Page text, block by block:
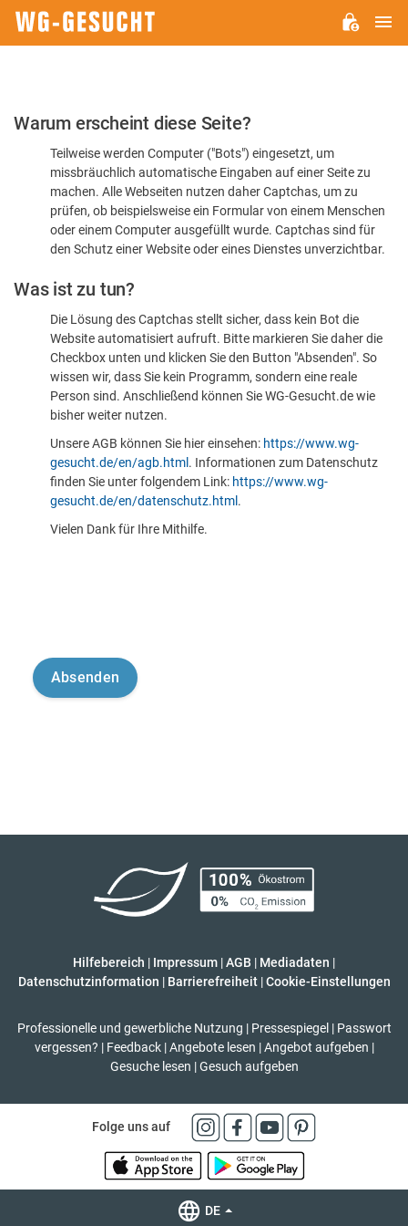
Bitte
dass
sind
Warum erscheint diese Seite?
Teilweise werden Computer ("Bots") eingesetzt, um
missbräuchlich automatische Eingaben auf einer Seite zu
machen. Alle Webseiten nutzen daher Captchas, um zu
prüfen, ob beispielsweise ein Formular von einem Menschen
oder einem Computer ausgefüllt wurde. Captchas sind für
den Schutz einer Website oder eines Dienstes unverzichtbar.
Was ist zu tun?
Die Lösung des Captchas stellt sicher, dass kein Bot die
Website automatisiert aufruft. Bitte markieren Sie daher die
Checkbox unten und klicken Sie den Button "Absenden". So
wissen wir, dass Sie kein Programm, sondern eine reale
Person sind. Anschließend können Sie WG-Gesucht.de wie
bisher weiter nutzen.
Unsere AGB können Sie hier einsehen: https://www.wg-
gesucht.de/en/agb.html . Informationen zum Datenschutz
finden Sie unter folgendem Link: https://www.wg-
gesucht.de/en/datenschutz.html .
Vielen Dank für Ihre Mithilfe.
Hilfebereich | Impressum |AGB | Mediadaten |
Datenschutzinformation | Barrierefreiheit | Cookie-Einstellungen
Professionelle und gewerbliche Nutzung | Pressespiegel | Passwort
vergessen? | Feedback | Angebote lesen | Angebot aufgeben |
Gesuche lesen | Gesuch aufgeben
Folge uns auf
DE